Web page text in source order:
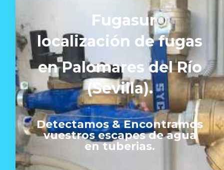
Fugasur
localización de fugas
en Palomares del Río
(Sevilla).
Detectamos & Encontramos
vuestros escapes de agua
en tuberias.